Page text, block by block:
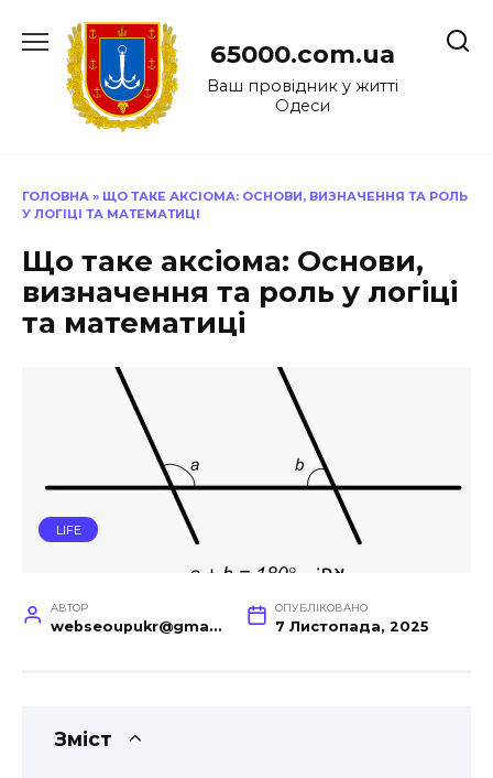
до
65000.com.ua
Ваш провідник у житті
Одеси
ГОЛОВНА » ЩО ТАКЕ АКСІОМА: ОСНОВИ, ВИЗНАЧЕННЯ ТА РОЛЬ
У ЛОГІЦІ ТА МАТЕМАТИЦІ
Що таке аксіома: Основи,
визначення та роль у логіці
та математиці
LIFE
АВТОР
webseoupukr@gmail.com
ОПУБЛІКОВАНО
7 Листопада, 2025
Зміст